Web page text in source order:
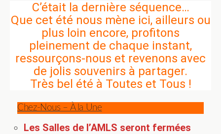
C’était la dernière séquence…
Que cet été nous mène ici, ailleurs ou
plus loin encore, profitons
pleinement de chaque instant,
ressourçons-nous et revenons avec
de jolis souvenirs à partager.
Très bel été à Toutes et Tous !
Chez-Nous – À la Une
Les Salles de l’AMLS seront fermées